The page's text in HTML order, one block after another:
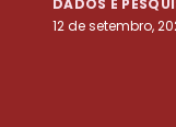
12 de setembro,